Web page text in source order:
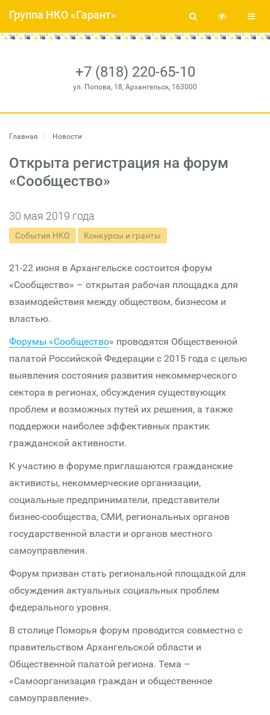
+7 (818) 220-65-10
ул. Попова, 18, Архангельск, 163000
Группа НКО «Гарант»
Главная Новости
Открыта регистрация на форум
«Сообщество»
30 мая 2019 года
События НКО Конкурсы и гранты
21-22 июня в Архангельске состоится форум
«Сообщество» – открытая рабочая площадка для
взаимодействия между обществом, бизнесом и
властью.
Форумы «Сообщество» проводятся Общественной
палатой Российской Федерации с 2015 года с целью
выявления состояния развития некоммерческого
сектора в регионах, обсуждения существующих
проблем и возможных путей их решения, а также
поддержки наиболее эффективных практик
гражданской активности.
К участию в форуме приглашаются гражданские
активисты, некоммерческие организации,
социальные предприниматели, представители
бизнес-сообщества, СМИ, региональных органов
государственной власти и органов местного
самоуправления.
Форум призван стать региональной площадкой для
обсуждения актуальных социальных проблем
федерального уровня.
В столице Поморья форум проводится совместно с
правительством Архангельской области и
Общественной палатой региона. Тема –
«Самоорганизация граждан и общественное
самоуправление».